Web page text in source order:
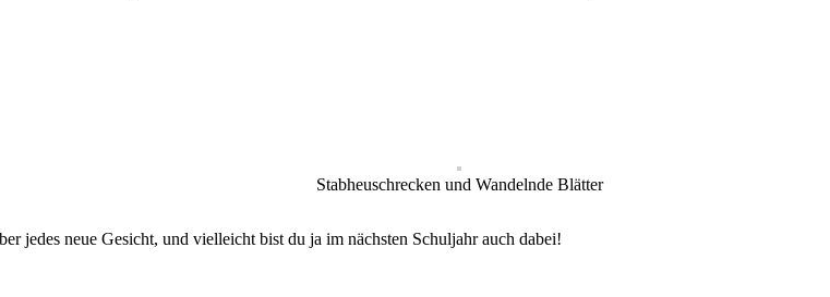
Stabheuschrecken und Wandelnde Blätter
jedes neue Gesicht, und vielleicht bist du ja im nächsten Schuljahr auch dabei!